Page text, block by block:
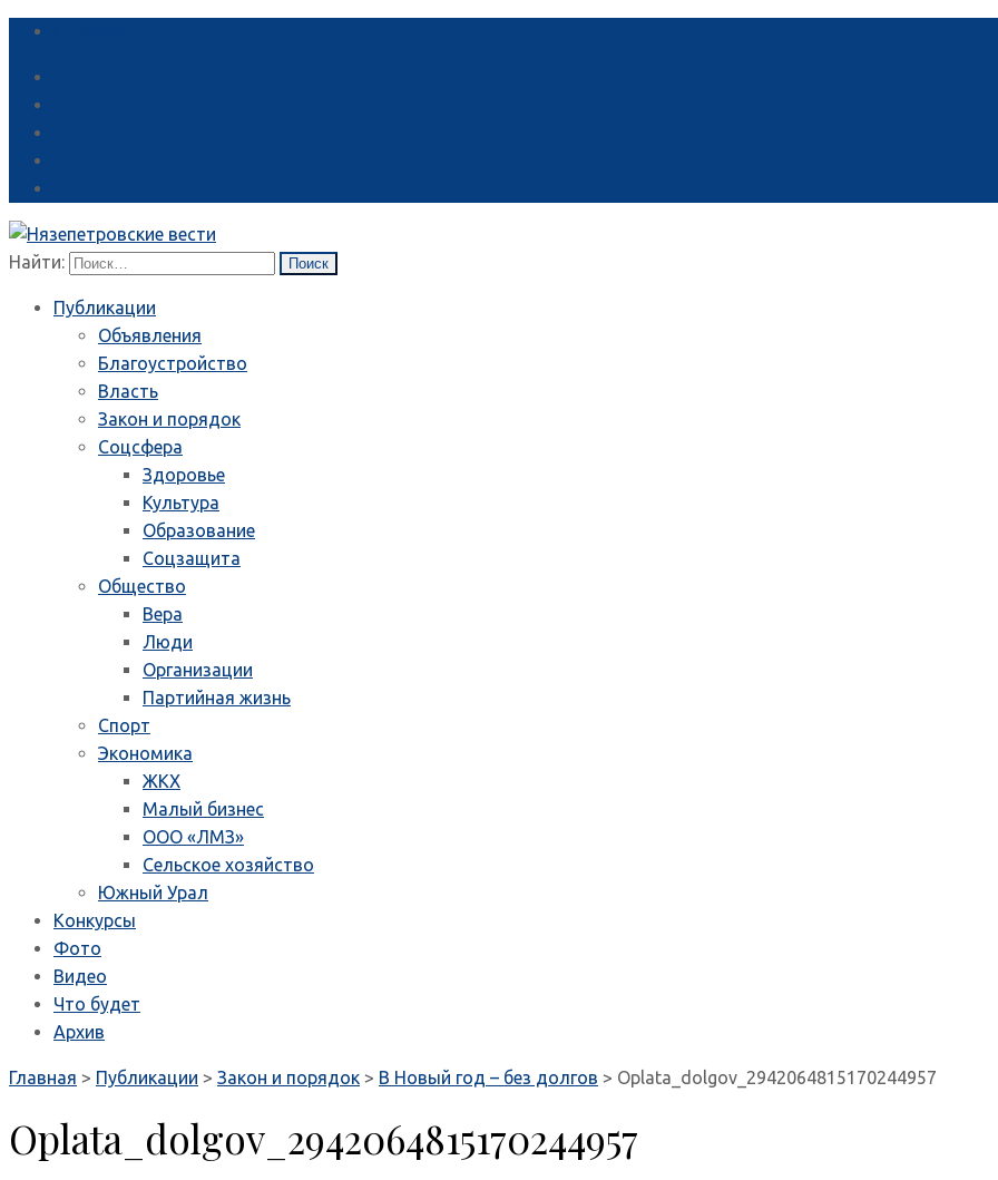
Найти:
Публикации
Объявления
Благоустройство
Власть
Закон и порядок
Соцсфера
Здоровье
Культура
Образование
Соцзащита
Общество
Вера
Люди
Организации
Партийная жизнь
Спорт
Экономика
ЖКХ
Малый бизнес
ООО «ЛМЗ»
Сельское хозяйство
Южный Урал
Конкурсы
Фото
Видео
Что будет
Архив
Главная > Публикации > Закон и порядок > В Новый год – без долгов > Oplata_dolgov_2942064815170244957
Oplata_dolgov_2942064815170244957